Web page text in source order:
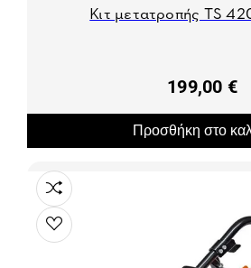
Κιτ μετατροπής TS
199,00 €
Προσθήκη στο